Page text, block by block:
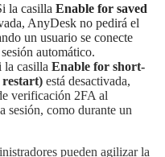
la casilla Enable for saved
AnyDesk no pedirá el
un usuario se conecte
automático.
la casilla Enable for short-
restart) está desactivada,
verificación 2FA al
sesión, como durante un
pueden agilizar la